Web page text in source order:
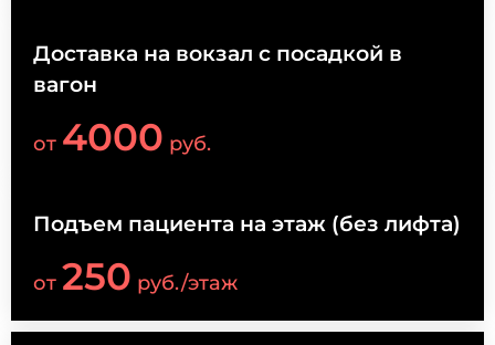
Доставка на вокзал с посадкой в
вагон
от 4000 руб.
Подъем пациента на этаж (без лифта)
от 250 руб./этаж